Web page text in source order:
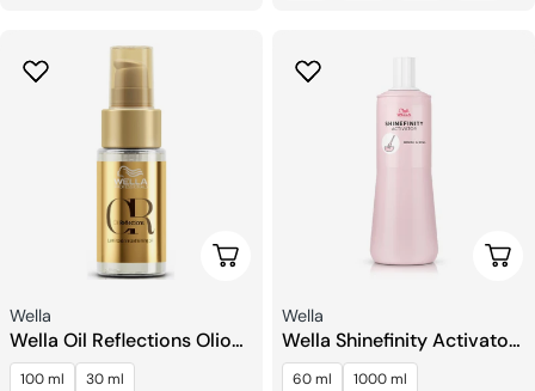
Scegli Le Opzioni
Venditore:
Wella
Wella Oil Reflections Olio
Levigante Luminoso
100 ml 30 ml
Venditore:
Wella
Wella Shinefinity Activator
Pennello e Ciotola
60 ml 1000 ml